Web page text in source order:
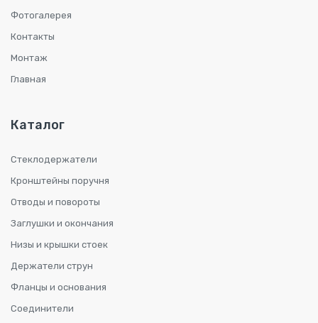
Фотогалерея
Контакты
Монтаж
Главная
Каталог
Стеклодержатели
Кронштейны поручня
Отводы и повороты
Заглушки и окончания
Низы и крышки стоек
Держатели струн
Фланцы и основания
Соединители